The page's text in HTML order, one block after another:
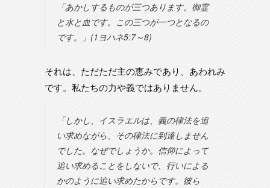
「あかしするものが三つあります。御霊
と水と血です。この三つが一つとなるの
です。」(1ヨハネ5:7～8)
それは、ただただ主の恵みであり、あわれみ
です。私たちの力や義ではありません。
「しかし、イスラエルは、義の律法を追
い求めながら、その律法に到達しません
でした。なぜでしょうか。信仰によって
追い求めることをしないで、行いによる
かのように追い求めたからです。彼ら